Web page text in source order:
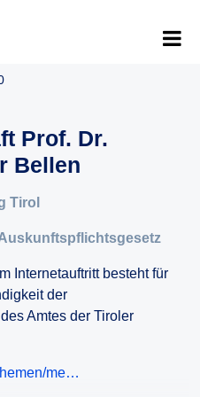
Prof. Dr.
Bellen
Tirol
Internetauftritt besteht für
der
Amtes der Tiroler
me…